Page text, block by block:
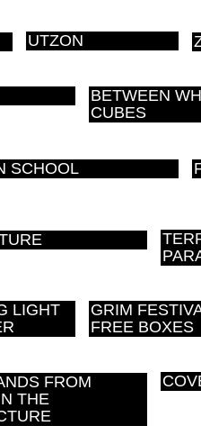
UTZON
BETWEEN
CUBES
SCHOOL
LIGHT
GRIM
FREE BOXES
FROM
THE